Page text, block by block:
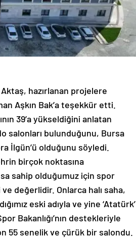
hazırlanan projelere
Aşkın Bak’a teşekkür etti.
39’a yükseldiğini anlatan
salonları bulunduğunu, Bursa
İlgün’ü olduğunu söyledi.
birçok noktasına
sahip olduğumuz için spor
ve değerlidir. Onlarca halı saha,
eski adıyla ve yine ‘Atatürk’
Bakanlığı’nın destekleriyle
55 senelik ve çürük bir salondu.